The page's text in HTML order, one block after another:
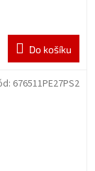
Do košíku
676511PE27PS2